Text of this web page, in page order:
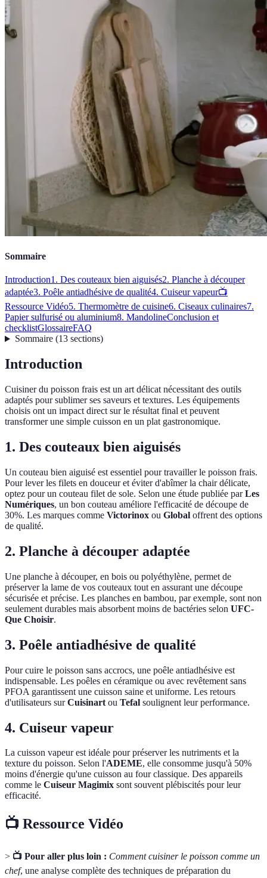
Sommaire
Introduction1. Des couteaux bien aiguisés2. Planche à découper
adaptée3. Poêle antiadhésive de qualité4. Cuiseur vapeur📺
Ressource Vidéo5. Thermomètre de cuisine6. Ciseaux culinaires7.
Papier sulfurisé ou aluminium8. MandolineConclusion et
checklistGlossaireFAQ
Sommaire(13 sections)
Introduction
Cuisiner du poisson frais est un art délicat nécessitant des outils
adaptés pour sublimer ses saveurs et textures. Les équipements
choisis ont un impact direct sur le résultat final et peuvent
transformer une simple cuisson en un plat gastronomique.
1. Des couteaux bien aiguisés
Un couteau bien aiguisé est essentiel pour travailler le poisson frais.
Pour lever les filets en douceur et éviter d'abîmer la chair délicate,
optez pour un couteau filet de sole. Selon une étude publiée parLes
Numériques, un bon couteau améliore l'efficacité de découpe de
30%. Les marques comme Victorinox ou Global offrent des options
de qualité.
2. Planche à découper adaptée
Une planche à découper, en bois ou polyéthylène, permet de
préserver la lame de vos couteaux tout en assurant une découpe
sécurisée et précise. Les planches en bambou, par exemple, sont non
seulement durables mais absorbent moins de bactéries selon UFC-
Que Choisir.
3. Poêle antiadhésive de qualité
Pour cuire le poisson sans accrocs, une poêle antiadhésive est
indispensable. Les poêles en céramique ou avec revêtement sans
PFOA garantissent une cuisson saine et uniforme. Les retours
d'utilisateurs surCuisinart ou Tefal soulignent leur performance.
4. Cuiseur vapeur
La cuisson vapeur est idéale pour préserver les nutriments et la
texture du poisson. Selon l'ADEME, elle consomme jusqu'à 50%
moins d'énergie qu'une cuisson au four classique. Des appareils
comme le Cuiseur Magimix sont souvent plébiscités pour leur
efficacité.
📺 Ressource Vidéo
> 📺 Pour aller plus loin : Comment cuisiner le poisson comme un
chef, une analyse complète des techniques de préparation du